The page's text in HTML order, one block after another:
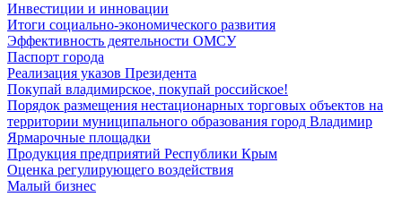
Инвестиции и инновации
Итоги социально-экономического развития
Эффективность деятельности ОМСУ
Паспорт города
Реализация указов Президента
Покупай владимирское, покупай российское!
Порядок размещения нестационарных торговых объектов на
территории муниципального образования город Владимир
Ярмарочные площадки
Продукция предприятий Республики Крым
Оценка регулирующего воздействия
Малый бизнес